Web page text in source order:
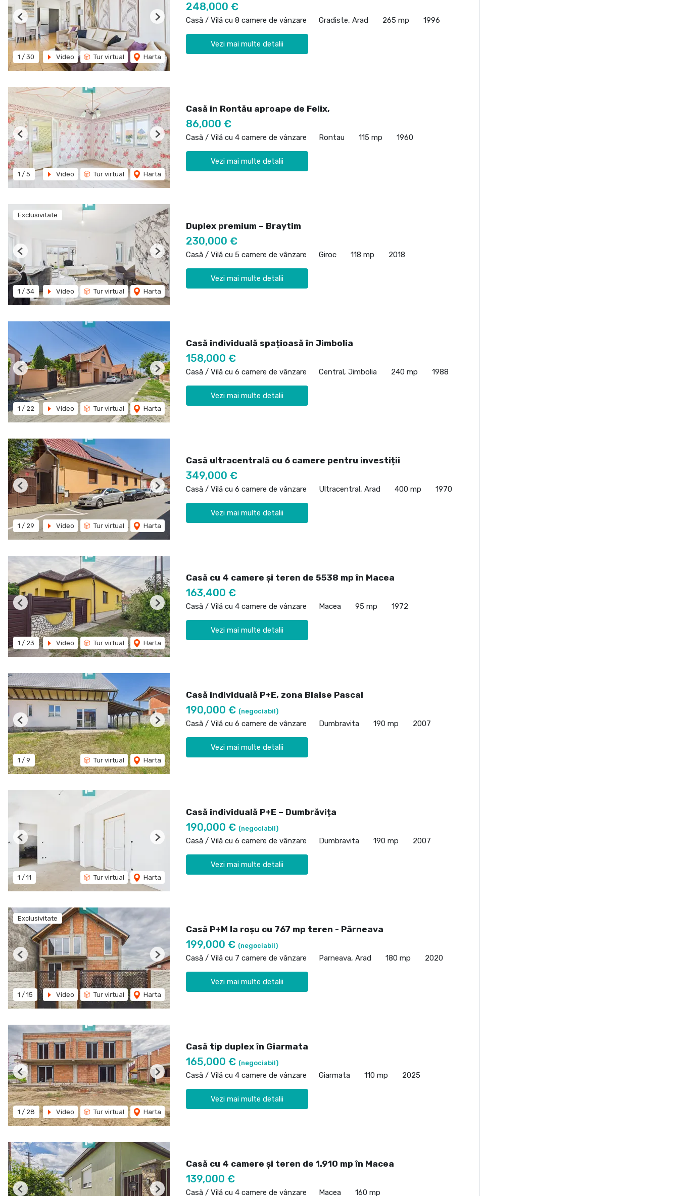
1 / 30 Video Tur virtual Harta
Previous Next
248,000 €
Casă / Vilă cu 8 camere de vânzare Gradiste, Arad 265 mp 1996
Vezi mai multe detalii
1 / 5 Video Tur virtual Harta
Previous Next
Casă in Rontău aproape de Felix,
86,000 €
Casă / Vilă cu 4 camere de vânzare Rontau 115 mp 1960
Vezi mai multe detalii
Exclusivitate
1 / 34 Video Tur virtual Harta
Previous Next
Duplex premium – Braytim
230,000 €
Casă / Vilă cu 5 camere de vânzare Giroc 118 mp 2018
Vezi mai multe detalii
1 / 22 Video Tur virtual Harta
Previous Next
Casă individuală spațioasă în Jimbolia
158,000 €
Casă / Vilă cu 6 camere de vânzare Central, Jimbolia 240 mp 1988
Vezi mai multe detalii
1 / 29 Video Tur virtual Harta
Previous Next
Casă ultracentrală cu 6 camere pentru investiții
349,000 €
Casă / Vilă cu 6 camere de vânzare Ultracentral, Arad 400 mp 1970
Vezi mai multe detalii
1 / 23 Video Tur virtual Harta
Previous Next
Casă cu 4 camere și teren de 5538 mp în Macea
163,400 €
Casă / Vilă cu 4 camere de vânzare Macea 95 mp 1972
Vezi mai multe detalii
1 / 9 Tur virtual Harta
Previous Next
Casă individuală P+E, zona Blaise Pascal
190,000 € (negociabil)
Casă / Vilă cu 6 camere de vânzare Dumbravita 190 mp 2007
Vezi mai multe detalii
1 / 11 Tur virtual Harta
Previous Next
Casă individuală P+E – Dumbrăvița
190,000 € (negociabil)
Casă / Vilă cu 6 camere de vânzare Dumbravita 190 mp 2007
Vezi mai multe detalii
Exclusivitate
1 / 15 Video Tur virtual Harta
Previous Next
Casă P+M la roșu cu 767 mp teren - Pârneava
199,000 € (negociabil)
Casă / Vilă cu 7 camere de vânzare Parneava, Arad 180 mp 2020
Vezi mai multe detalii
1 / 28 Video Tur virtual Harta
Previous Next
Casă tip duplex în Giarmata
165,000 € (negociabil)
Casă / Vilă cu 4 camere de vânzare Giarmata 110 mp 2025
Vezi mai multe detalii
Previous Next
Casă cu 4 camere și teren de 1.910 mp în Macea
139,000 €
Casă / Vilă cu 4 camere de vânzare Macea 160 mp